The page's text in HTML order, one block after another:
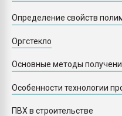
Определение свойств
Оргстекло
Основные методы
Особенности технологии
ПВХ в строительстве